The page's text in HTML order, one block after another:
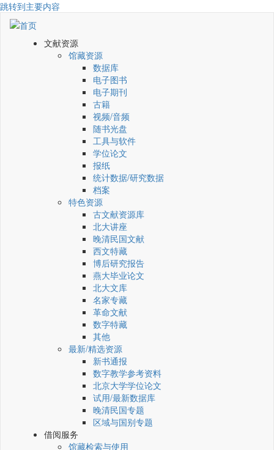
跳转到主要内容
文献资源
馆藏资源
数据库
电子图书
电子期刊
古籍
视频/音频
随书光盘
工具与软件
学位论文
报纸
统计数据/研究数据
档案
特色资源
古文献资源库
北大讲座
晚清民国文献
西文特藏
博后研究报告
燕大毕业论文
北大文库
名家专藏
革命文献
数字特藏
其他
最新/精选资源
新书通报
数字教学参考资料
北京大学学位论文
试用/最新数据库
晚清民国专题
区域与国别专题
借阅服务
馆藏检索与使用